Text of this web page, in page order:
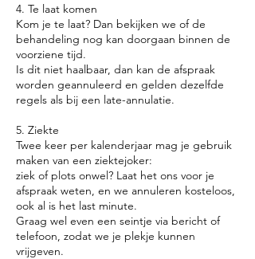
4. Te laat komen
Kom je te laat? Dan bekijken we of de
behandeling nog kan doorgaan binnen de
voorziene tijd.
Is dit niet haalbaar, dan kan de afspraak
worden geannuleerd en gelden dezelfde
regels als bij een late-annulatie.
5. Ziekte
Twee keer per kalenderjaar mag je gebruik
maken van een ziektejoker:
ziek of plots onwel? Laat het ons voor je
afspraak weten, en we annuleren kosteloos,
ook al is het last minute.
Graag wel even een seintje via bericht of
telefoon, zodat we je plekje kunnen
vrijgeven.